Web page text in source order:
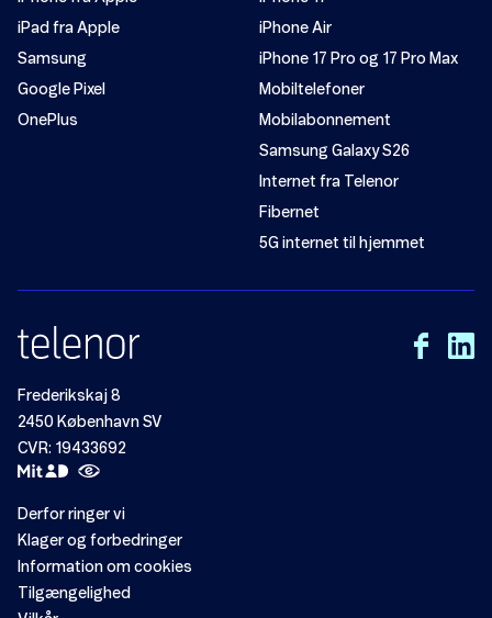
iPad fra Apple
Samsung
Google Pixel
OnePlus
iPhone Air
iPhone 17 Pro og 17 Pro Max
Mobiltelefoner
Mobilabonnement
Samsung Galaxy S26
Internet fra Telenor
Fibernet
5G internet til hjemmet
Frederikskaj 8
2450 København SV
CVR: 19433692
Derfor ringer vi
Klager og forbedringer
Information om cookies
Tilgængelighed